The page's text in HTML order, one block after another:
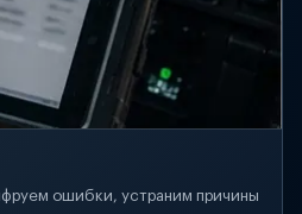
ошибки, устраним причины